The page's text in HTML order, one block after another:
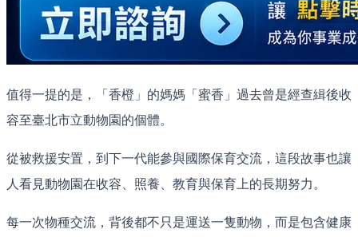
值得一提的是，「香橙」的媽媽「蜜香」過去曾是經查緝後收
容至臺北市立動物園的個體。
從被救援安置，到下一代能參與國際保育交流，這段故事也讓
人看見動物園在收容、照養、教育與保育上的長期努力。
每一次物種交流，背後都不只是運送一隻動物，而是包含健康